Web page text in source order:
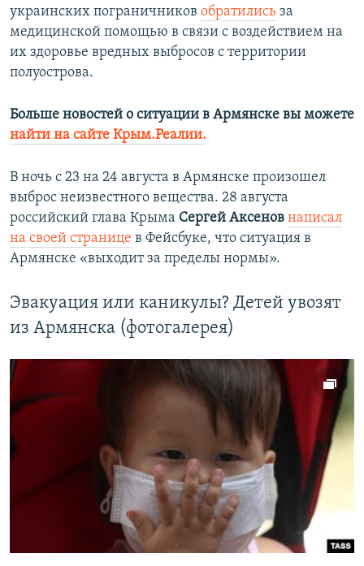
украинских пограничников обратились за
медицинской помощью в связи с воздействием на
их здоровье вредных выбросов с территории
полуострова.
Больше новостей о ситуации в Армянске вы можете
найти на сайте Крым.Реалии.
В ночь с 23 на 24 августа в Армянске произошел
выброс неизвестного вещества. 28 августа
российский глава Крыма Сергей Аксенов написал
на своей странице в Фейсбуке, что ситуация в
Армянске «выходит за пределы нормы».
Эвакуация или каникулы? Детей увозят
из Армянска (фотогалерея)